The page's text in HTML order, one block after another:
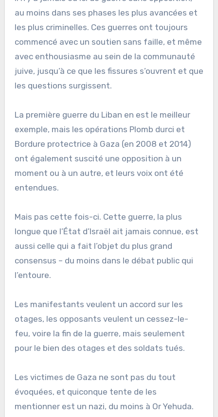
au moins dans ses phases les plus avancées et
les plus criminelles. Ces guerres ont toujours
commencé avec un soutien sans faille, et même
avec enthousiasme au sein de la communauté
juive, jusqu’à ce que les fissures s’ouvrent et que
les questions surgissent.
La première guerre du Liban en est le meilleur
exemple, mais les opérations Plomb durci et
Bordure protectrice à Gaza (en 2008 et 2014)
ont également suscité une opposition à un
moment ou à un autre, et leurs voix ont été
entendues.
Mais pas cette fois-ci. Cette guerre, la plus
longue que l’État d’Israël ait jamais connue, est
aussi celle qui a fait l’objet du plus grand
consensus – du moins dans le débat public qui
l’entoure.
Les manifestants veulent un accord sur les
otages, les opposants veulent un cessez-le-
feu, voire la fin de la guerre, mais seulement
pour le bien des otages et des soldats tués.
Les victimes de Gaza ne sont pas du tout
évoquées, et quiconque tente de les
mentionner est un nazi, du moins à Or Yehuda.